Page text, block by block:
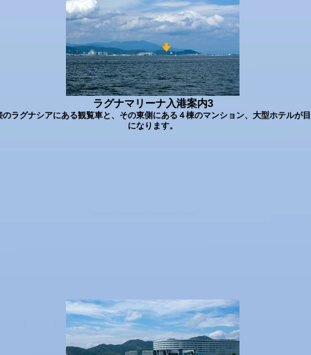
ラグナマリーナ入港案内3
のラグナシアにある観覧車と、その東側にある４棟のマンション、大型ホテルが
になります。